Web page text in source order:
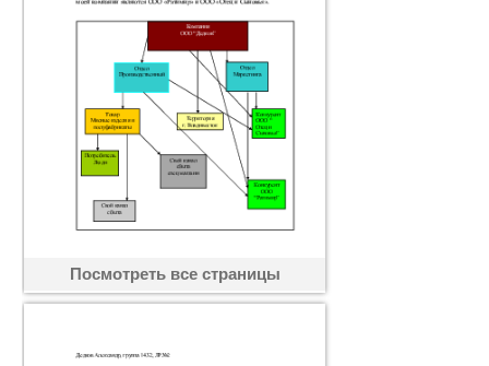
Посмотреть все страницы